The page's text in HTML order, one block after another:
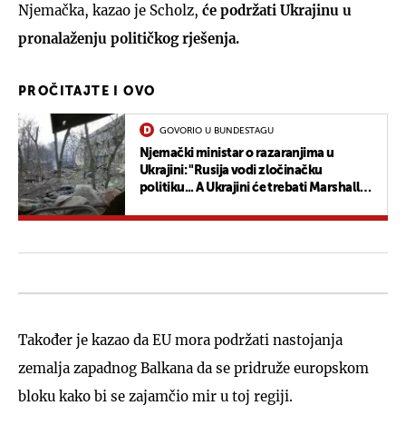
Njemačka, kazao je Scholz, će podržati Ukrajinu u
pronalaženju političkog rješenja.
PROČITAJTE I OVO
GOVORIO U BUNDESTAGU
Njemački ministar o razaranjima u
Ukrajini: "Rusija vodi zločinačku
politiku... A Ukrajini će trebati Marshallov
Također je kazao da EU mora podržati nastojanja
zemalja zapadnog Balkana da se pridruže europskom
bloku kako bi se zajamčio mir u toj regiji.